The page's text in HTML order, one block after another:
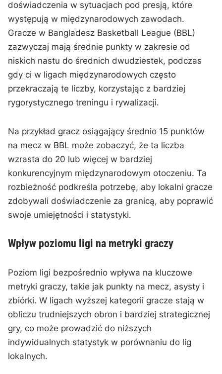
doświadczenia w sytuacjach pod presją, które
występują w międzynarodowych zawodach.
Gracze w Bangladesz Basketball League (BBL)
zazwyczaj mają średnie punkty w zakresie od
niskich nastu do średnich dwudziestek, podczas
gdy ci w ligach międzynarodowych często
przekraczają te liczby, korzystając z bardziej
rygorystycznego treningu i rywalizacji.
Na przykład gracz osiągający średnio 15 punktów
na mecz w BBL może zobaczyć, że ta liczba
wzrasta do 20 lub więcej w bardziej
konkurencyjnym międzynarodowym otoczeniu. Ta
rozbieżność podkreśla potrzebę, aby lokalni gracze
zdobywali doświadczenie za granicą, aby poprawić
swoje umiejętności i statystyki.
Wpływ poziomu ligi na metryki graczy
Poziom ligi bezpośrednio wpływa na kluczowe
metryki graczy, takie jak punkty na mecz, asysty i
zbiórki. W ligach wyższej kategorii gracze stają w
obliczu trudniejszych obron i bardziej strategicznej
gry, co może prowadzić do niższych
indywidualnych statystyk w porównaniu do lig
lokalnych.